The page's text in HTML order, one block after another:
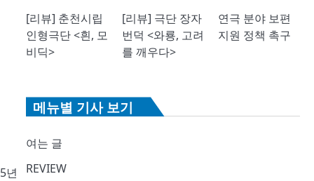
년
[리뷰] 춘천시립
인형극단 <흰, 모
비딕>
[리뷰] 극단 장자
번덕 <와룡, 고려
를 깨우다>
연극 분야 보편
지원 정책 촉구
메뉴별 기사 보기
여는 글
REVIEW